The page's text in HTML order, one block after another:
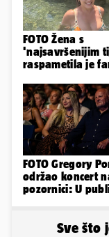
FOTO Žena s
'najsavršenijim
raspametila je
plićaka
FOTO Gregory
održao koncert
pozornici: U
Sve što